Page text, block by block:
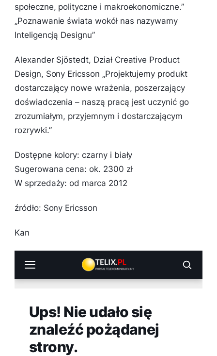
społeczne, polityczne i makroekonomiczne.”
„Poznawanie świata wokół nas nazywamy
Inteligencją Designu”
Alexander Sjöstedt, Dział Creative Product
Design, Sony Ericsson „Projektujemy produkt
dostarczający nowe wrażenia, poszerzający
doświadczenia – naszą pracą jest uczynić go
zrozumiałym, przyjemnym i dostarczającym
rozrywki.”
Dostępne kolory: czarny i biały
Sugerowana cena: ok. 2300 zł
W sprzedaży: od marca 2012
źródło: Sony Ericsson
Kan